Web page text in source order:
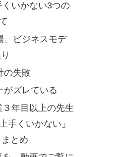
いかない3つの
、ビジネスモデ
の失敗
がズレている
３年目以上の先生
手くいかない」
とめ